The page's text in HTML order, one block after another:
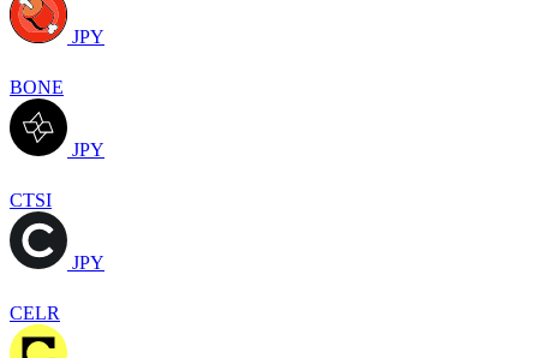
JPY
BONE
JPY
CTSI
JPY
CELR